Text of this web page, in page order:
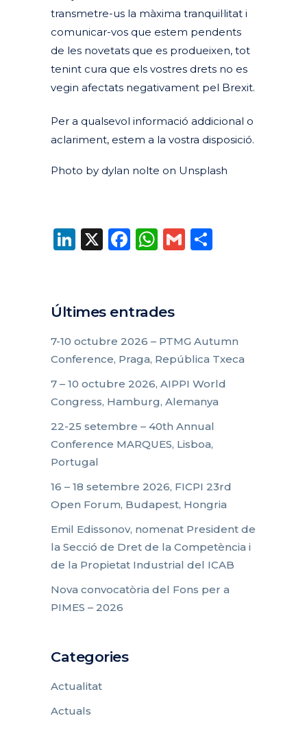
transmetre-us la màxima tranquil·litat i
comunicar-vos que estem pendents
de les novetats que es produeixen, tot
tenint cura que els vostres drets no es
vegin afectats negativament pel Brexit.
Per a qualsevol informació addicional o
aclariment, estem a la vostra disposició.
Photo by dylan nolte on Unsplash
LinkedIn
X Facebook
WhatsApp
Gmail
Últimes entrades
7-10 octubre 2026 – PTMG Autumn
Conference, Praga, República Txeca
7 – 10 octubre 2026, AIPPI World
Congress, Hamburg, Alemanya
22-25 setembre – 40th Annual
Conference MARQUES, Lisboa,
Portugal
16 – 18 setembre 2026, FICPI 23rd
Open Forum, Budapest, Hongria
Emil Edissonov, nomenat President de
la Secció de Dret de la Competència i
de la Propietat Industrial del ICAB
Nova convocatòria del Fons per a
PIMES – 2026
Categories
Actualitat
Actuals